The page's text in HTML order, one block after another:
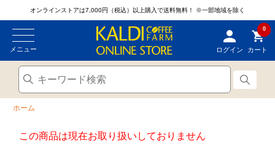
オンラインストアは7,000円（税込）以上購入で送料無料！ ※一部地域を除く
メニュー ログイン
0
カート
ホーム
この商品は現在お取り扱いしておりません